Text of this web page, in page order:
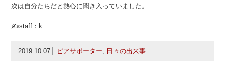
次は自分たちだと熱心に聞き入っていました。
✍staff：k
2019.10.07 ピアサポーター 日々の出来事